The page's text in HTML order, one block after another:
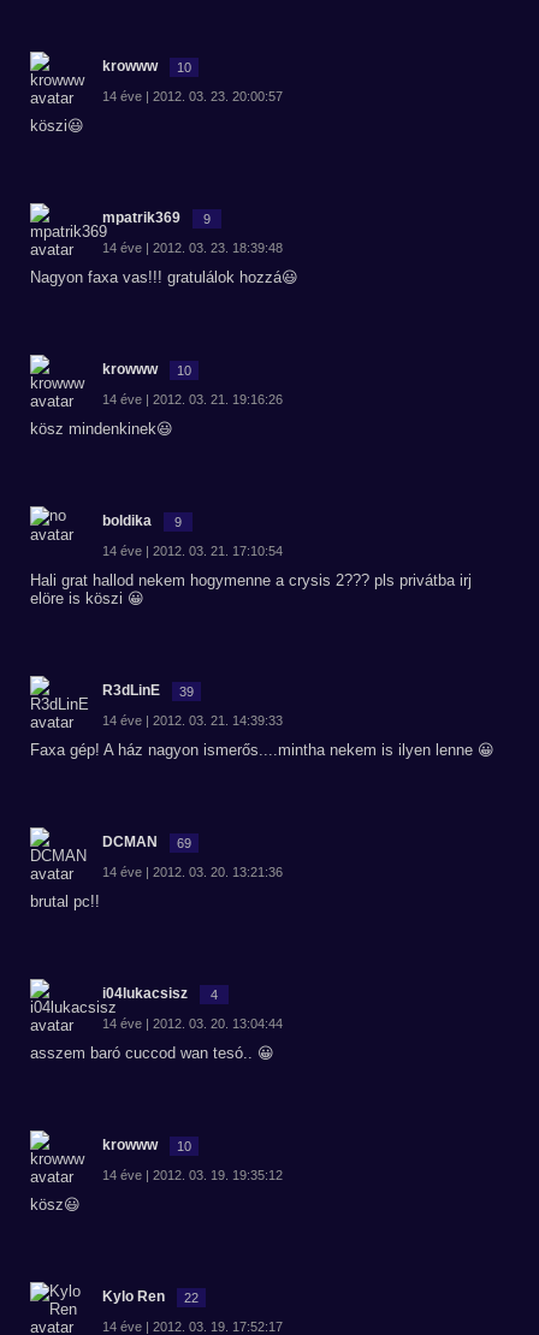
krowww 10
14 éve | 2012. 03. 23. 20:00:57
köszi😃
mpatrik369 9
14 éve | 2012. 03. 23. 18:39:48
Nagyon faxa vas!!! gratulálok hozzá😃
krowww 10
14 éve | 2012. 03. 21. 19:16:26
kösz mindenkinek😃
boldika 9
14 éve | 2012. 03. 21. 17:10:54
Hali grat hallod nekem hogymenne a crysis 2??? pls privátba irj
elöre is köszi 😀
R3dLinE 39
14 éve | 2012. 03. 21. 14:39:33
Faxa gép! A ház nagyon ismerős....mintha nekem is ilyen lenne 😀
DCMAN 69
14 éve | 2012. 03. 20. 13:21:36
brutal pc!!
i04lukacsisz 4
14 éve | 2012. 03. 20. 13:04:44
asszem baró cuccod wan tesó.. 😀
krowww 10
14 éve | 2012. 03. 19. 19:35:12
kösz😃
Kylo Ren 22
14 éve | 2012. 03. 19. 17:52:17